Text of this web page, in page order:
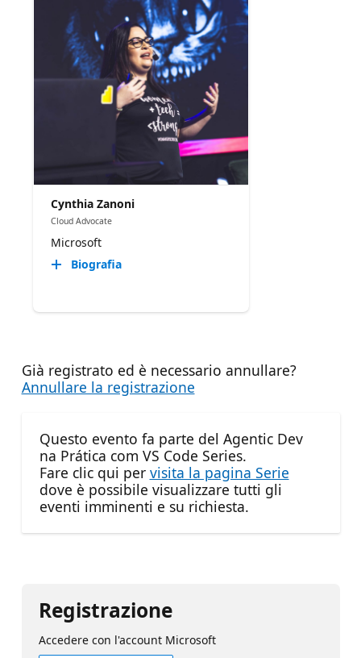
Cynthia Zanoni
Cloud Advocate
Microsoft
Biografia
Già registrato ed è necessario annullare?
Annullare la registrazione
Questo evento fa parte del Agentic Dev
na Prática com VS Code Series.
Fare clic qui per visita la pagina Serie
dove è possibile visualizzare tutti gli
eventi imminenti e su richiesta.
Registrazione
Accedere con l'account Microsoft